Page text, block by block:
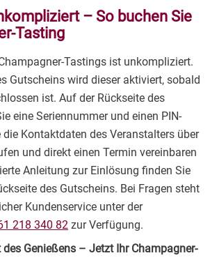
– So buchen Sie
Tasting
Tastings ist unkompliziert.
Gutscheins wird dieser aktiviert, sobald
ist. Auf der Rückseite des
eine Seriennummer und einen PIN-
die Kontaktdaten des Veranstalters über
und direkt einen Termin vereinbaren
Anleitung zur Einlösung finden Sie
des Gutscheins. Bei Fragen steht
Kundenservice unter der
218 340 82 zur Verfügung.
des Genießens – Jetzt Ihr Champagner-